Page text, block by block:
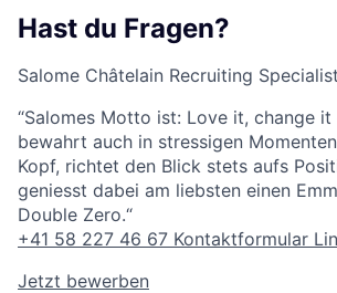
Hast du Fragen?
Salome Châtelain Recruiting Specialist
“Salomes Motto ist: Love it, change
bewahrt auch in stressigen
Kopf, richtet den Blick stets aufs
geniesst dabei am liebsten einen
Double Zero.“
+41 58 227 46 67 Kontaktformular
Jetzt bewerben